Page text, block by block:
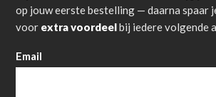
op jouw eerste bestelling — daarna spaar
voor extra voordeelbij iedere volgende
Email